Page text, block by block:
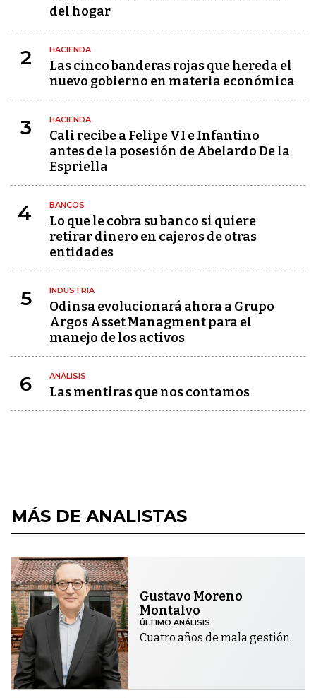
del hogar
2 HACIENDA
Las cinco banderas rojas que hereda el
nuevo gobierno en materia económica
3 HACIENDA
Cali recibe a Felipe VI e Infantino
antes de la posesión de Abelardo De la
Espriella
4 BANCOS
Lo que le cobra su banco si quiere
retirar dinero en cajeros de otras
entidades
5 INDUSTRIA
Odinsa evolucionará ahora a Grupo
Argos Asset Managment para el
manejo de los activos
6 ANÁLISIS
Las mentiras que nos contamos
MÁS DE ANALISTAS
Gustavo Moreno
Montalvo
ÚLTIMO ANÁLISIS
Cuatro años de mala gestión